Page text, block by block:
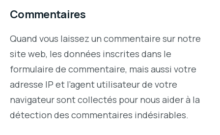
Commentaires
Quand vous laissez un commentaire sur notre
site web, les données inscrites dans le
formulaire de commentaire, mais aussi votre
adresse IP et l’agent utilisateur de votre
navigateur sont collectés pour nous aider à la
détection des commentaires indésirables.